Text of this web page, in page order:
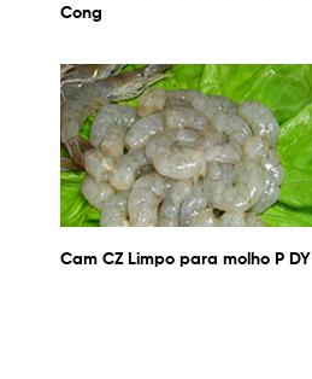
Cong
Cam CZ Limpo para molho P DY